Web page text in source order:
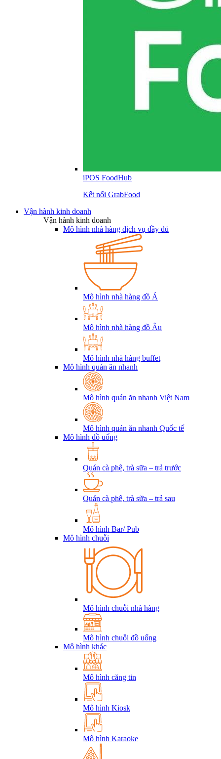
iPOS FoodHub
Kết nối GrabFood
Vận hành kinh doanh
Vận hành kinh doanh
Mô hình nhà hàng dịch vụ đầy đủ
Mô hình nhà hàng đồ Á
Mô hình nhà hàng đồ Âu
Mô hình nhà hàng buffet
Mô hình quán ăn nhanh
Mô hình quán ăn nhanh Việt Nam
Mô hình quán ăn nhanh Quốc tế
Mô hình đồ uống
Quán cà phê, trà sữa – trả trước
Quán cà phê, trà sữa – trả sau
Mô hình Bar/ Pub
Mô hình chuỗi
Mô hình chuỗi nhà hàng
Mô hình chuỗi đồ uống
Mô hình khác
Mô hình căng tin
Mô hình Kiosk
Mô hình Karaoke